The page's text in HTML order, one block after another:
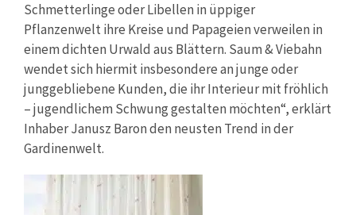
Schmetterlinge oder Libellen in üppiger
Pflanzenwelt ihre Kreise und Papageien verweilen in
einem dichten Urwald aus Blättern. Saum & Viebahn
wendet sich hiermit insbesondere an junge oder
junggebliebene Kunden, die ihr Interieur mit fröhlich
– jugendlichem Schwung gestalten möchten“, erklärt
Inhaber Janusz Baron den neusten Trend in der
Gardinenwelt.